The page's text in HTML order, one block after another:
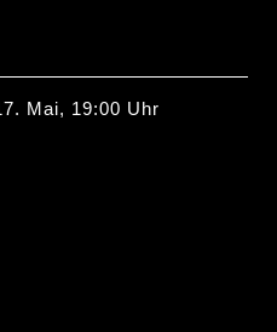
Mai, 19:00 Uhr